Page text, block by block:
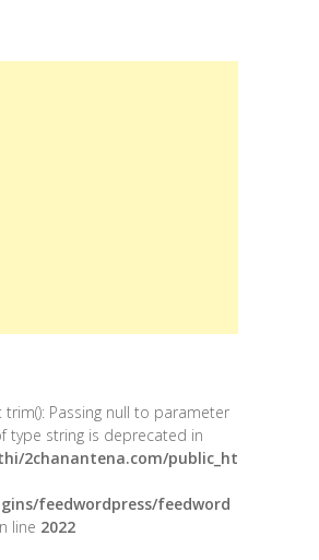
: trim(): Passing null to parameter
type string is deprecated in
2chanantena.com/public_ht
feedwordpress/feedword
line 2022